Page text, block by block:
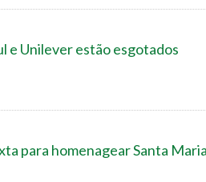
e Unilever estão esgotados
para homenagear Santa